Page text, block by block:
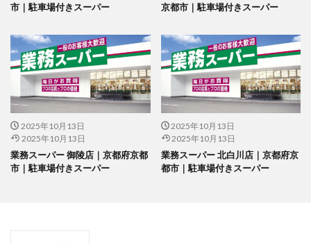
市｜駐車場付きスーパー
京都市｜駐車場付きスーパー
2025年10月13日
2025年10月13日
業務スーパー 御陵店｜京都府京都
市｜駐車場付きスーパー
2025年10月13日
2025年10月13日
業務スーパー 北白川店｜京都府京
都市｜駐車場付きスーパー